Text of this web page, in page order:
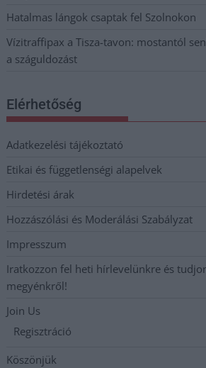
Hatalmas lángok csaptak fel Szolnokon
Vízitraffipax a Tisza-tavon: mostantól
a száguldozást
Elérhetőség
Adatkezelési tájékoztató
Etikai és függetlenségi alapelvek
Hirdetési árak
Hozzászólási és Moderálási Szabályzat
Impresszum
Iratkozzon fel heti hírlevelünkre és
megyénkről!
Join Us
Regisztráció
Köszönjük